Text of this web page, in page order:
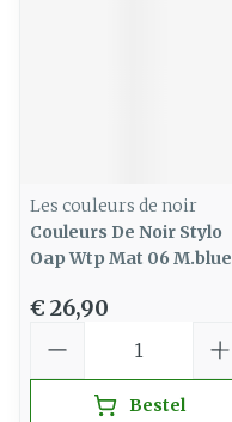
Les couleurs de noir
Couleurs De Noir Stylo
Oap Wtp Mat 06 M.blue
€ 26,90
Bestel